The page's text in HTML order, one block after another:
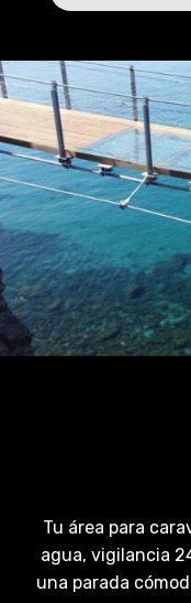
Tu área para
agua, vigilancia
una parada